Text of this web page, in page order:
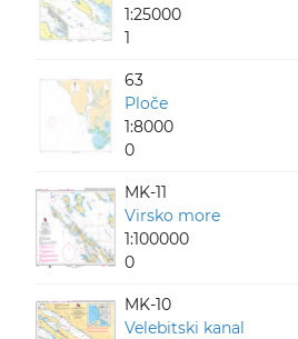
1:25000
1
63
Ploče
1:8000
0
MK-11
Virsko more
1:100000
0
MK-10
Velebitski kanal